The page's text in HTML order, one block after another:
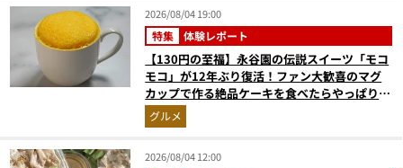
2026/08/04 19:00
特集 体験レポート
【130円の至福】永谷園の伝説スイーツ「モコ
モコ」が12年ぶり復活！ファン大歓喜のマグ
カップで作る絶品ケーキを食べたらやっぱり最
高にウマかった
グルメ
2026/08/04 12:00